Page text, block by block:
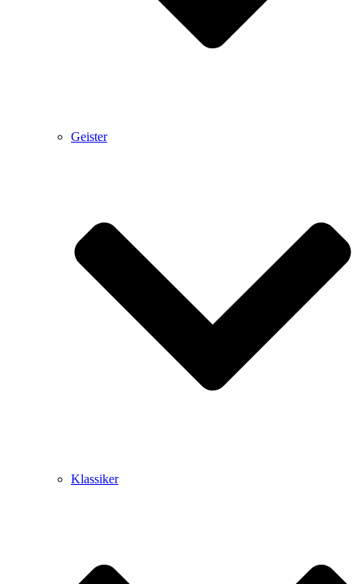
Geister
Klassiker